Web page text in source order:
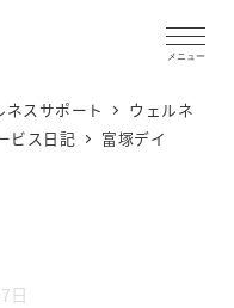
メニュー
スサポート
ウェルネ
ビス日記 ️富塚デイ
日